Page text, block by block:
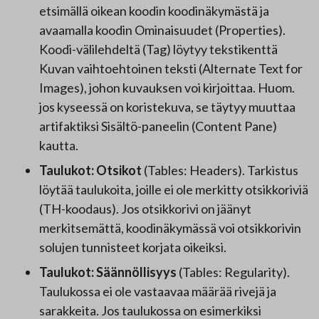
etsimällä oikean koodin koodinäkymästä ja
avaamalla koodin Ominaisuudet (Properties).
Koodi-välilehdeltä (Tag) löytyy tekstikenttä
Kuvan vaihtoehtoinen teksti (Alternate Text for
Images), johon kuvauksen voi kirjoittaa. Huom.
jos kyseessä on koristekuva, se täytyy muuttaa
artifaktiksi Sisältö-paneelin (Content Pane)
kautta.
Taulukot: Otsikot (Tables: Headers). Tarkistus
löytää taulukoita, joille ei ole merkitty otsikkoriviä
(TH-koodaus). Jos otsikkorivi on jäänyt
merkitsemättä, koodinäkymässä voi otsikkorivin
solujen tunnisteet korjata oikeiksi.
Taulukot: Säännöllisyys (Tables: Regularity).
Taulukossa ei ole vastaavaa määrää rivejä ja
sarakkeita. Jos taulukossa on esimerkiksi